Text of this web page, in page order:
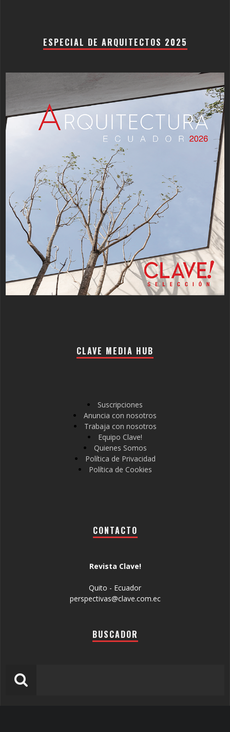
ESPECIAL DE ARQUITECTOS 2025
CLAVE MEDIA HUB
Suscripciones
Anuncia con nosotros
Trabaja con nosotros
Equipo Clave!
Quienes Somos
Política de Privacidad
Política de Cookies
CONTACTO
Revista Clave!
Quito - Ecuador
perspectivas@clave.com.ec
BUSCADOR